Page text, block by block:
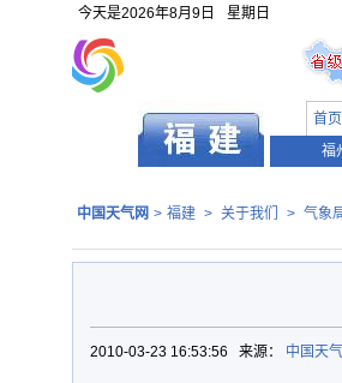
今天是2026年8月9日 星期日
首页
福
中国天气网 > 福建 > 关于我们 > 气象
2010-03-23 16:53:56 来源： 中国天